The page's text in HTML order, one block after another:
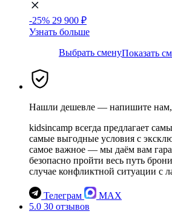
-25% 29 900 ₽
Узнать больше
Выбрать сменуПоказать
Нашли дешевле — напишите
kidsincamp всегда предлагает
самые выгодные условия с
самое важное — мы даём вам
безопасно пройти весь путь
случае конфликтной ситуации с
Телеграм
MAX
5.0 30 отзывов